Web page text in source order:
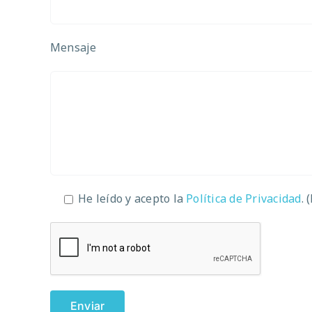
Mensaje
He leído y acepto la Política de Privacidad.